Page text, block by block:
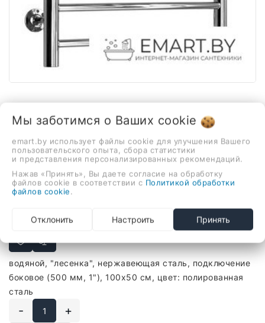
В наличии
Полотенцесушитель Ростела
Свирель D боковое
подключение 1" 100 см
585,00 руб.
водяной, "лесенка", нержавеющая сталь, подключение
боковое (500 мм, 1"), 100x50 см, цвет: полированная
сталь
- +
Мы заботимся о Ваших cookie
emart.by использует файлы cookie для улучшения Вашего
пользовательского опыта, сбора статистики
и представления персонализированных рекомендаций.
Нажав «Принять», Вы даете согласие на обработку
файлов cookie в соответствии с Политикой обработки
файлов cookie
Отклонить Настроить Принять